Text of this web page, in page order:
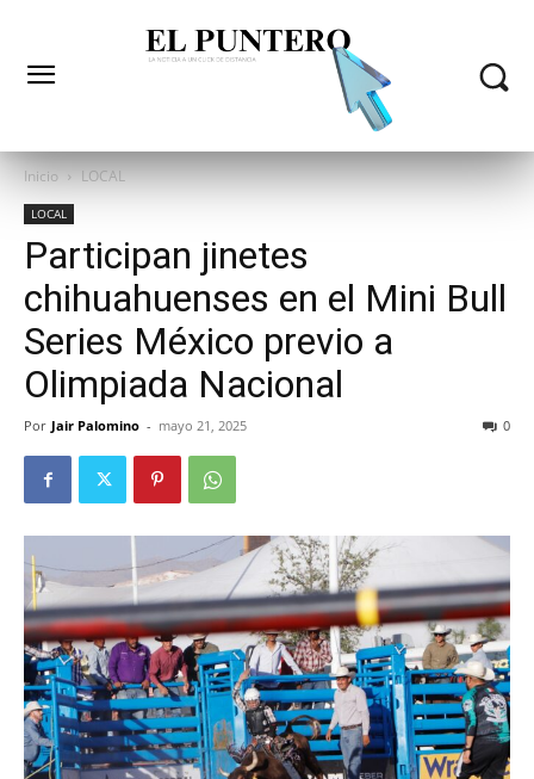
Inicio LOCAL
LOCAL
Participan jinetes
chihuahuenses en el Mini Bull
Series México previo a
Olimpiada Nacional
Por Jair Palomino - mayo 21, 2025 0